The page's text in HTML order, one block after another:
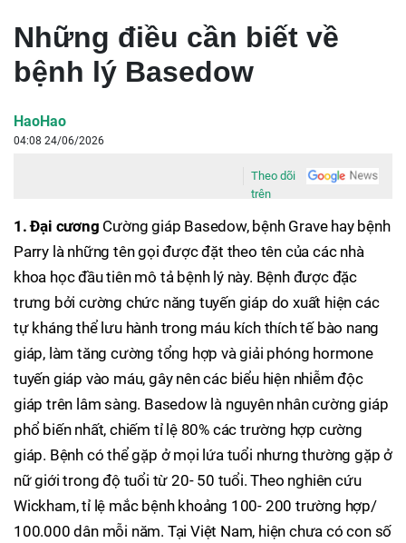
Những điều cần biết về
bệnh lý Basedow
HaoHao
04:08 24/06/2026
Theo dõi
trên
1. Đại cương Cường giáp Basedow, bệnh Grave hay bệnh
Parry là những tên gọi được đặt theo tên của các nhà
khoa học đầu tiên mô tả bệnh lý này. Bệnh được đặc
trưng bởi cường chức năng tuyến giáp do xuất hiện các
tự kháng thể lưu hành trong máu kích thích tế bào nang
giáp, làm tăng cường tổng hợp và giải phóng hormone
tuyến giáp vào máu, gây nên các biểu hiện nhiễm độc
giáp trên lâm sàng. Basedow là nguyên nhân cường giáp
phổ biến nhất, chiếm tỉ lệ 80% các trường hợp cường
giáp. Bệnh có thể gặp ở mọi lứa tuổi nhưng thường gặp ở
nữ giới trong độ tuổi từ 20- 50 tuổi. Theo nghiên cứu
Wickham, tỉ lệ mắc bệnh khoảng 100- 200 trường hợp/
100.000 dân mỗi năm. Tại Việt Nam, hiện chưa có con số